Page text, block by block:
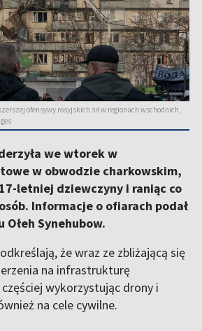
ofensywy rosyjskich sił w regionach wschodnich,
we wtorek w
w obwodzie charkowskim,
letniej dziewczyny i raniąc co
Informacje o ofiarach podał
Synehubow.
że wraz ze zbliżającą się
na infrastrukturę
wykorzystując drony i
na cele cywilne.